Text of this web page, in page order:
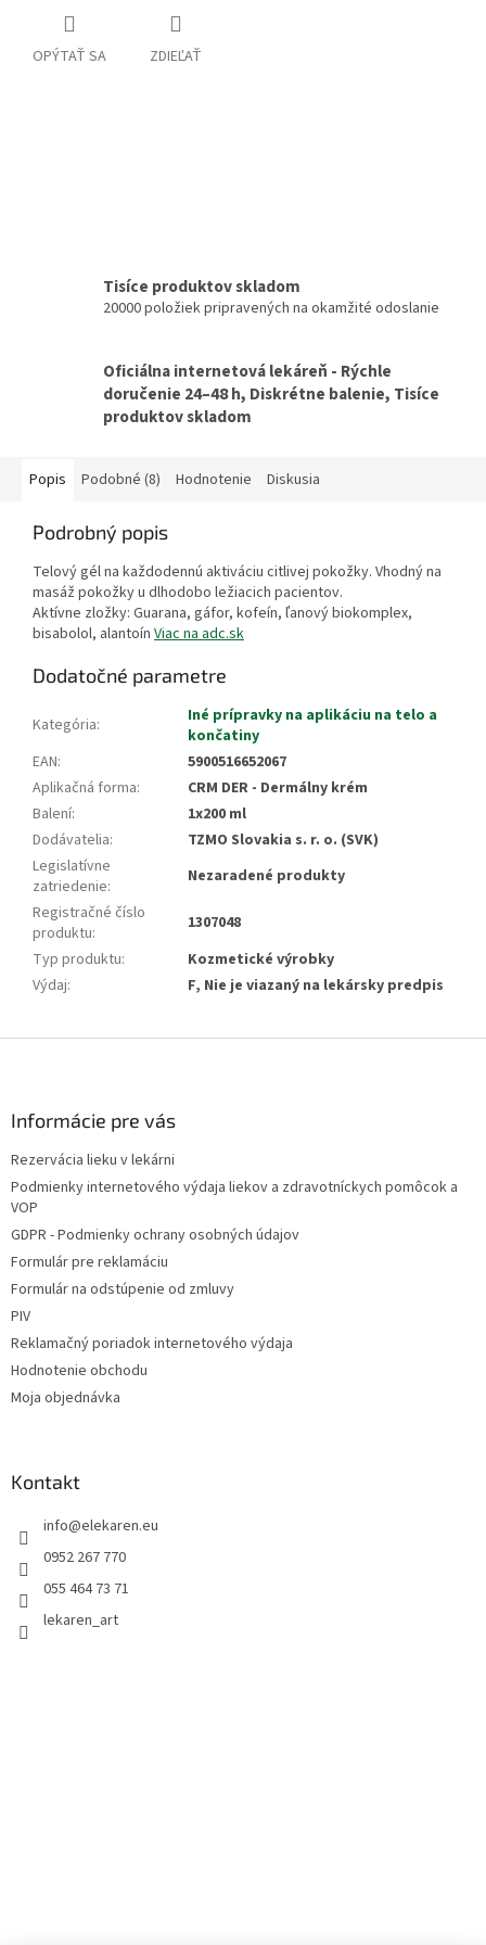
OPÝTAŤ SA ZDIEĽAŤ
Tisíce produktov skladom
20000 položiek pripravených na okamžité odoslanie
Oficiálna internetová lekáreň - Rýchle
doručenie 24–48 h, Diskrétne balenie, Tisíce
produktov skladom
Popis Podobné (8) Hodnotenie Diskusia
Podrobný popis
Telový gél na každodennú aktiváciu citlivej pokožky. Vhodný na
masáž pokožky u dlhodobo ležiacich pacientov.
Aktívne zložky: Guarana, gáfor, kofeín, ľanový biokomplex,
bisabolol, alantoín Viac na adc.sk
Dodatočné parametre
Kategória:
Iné prípravky na aplikáciu na telo a
končatiny
EAN:
5900516652067
Aplikačná forma:
CRM DER - Dermálny krém
Balení:
1x200 ml
Dodávatelia:
TZMO Slovakia s. r. o. (SVK)
Legislatívne
zatriedenie:
Nezaradené produkty
Registračné číslo
produktu:
1307048
Typ produktu:
Kozmetické výrobky
Výdaj: F, Nie je viazaný na lekársky predpis
Informácie pre vás
Rezervácia lieku v lekárni
Podmienky internetového výdaja liekov a zdravotníckych pomôcok a
VOP
GDPR - Podmienky ochrany osobných údajov
Formulár pre reklamáciu
Formulár na odstúpenie od zmluvy
PIV
Reklamačný poriadok internetového výdaja
Hodnotenie obchodu
Moja objednávka
Kontakt
info@elekaren.eu
0952 267 770
055 464 73 71
lekaren_art